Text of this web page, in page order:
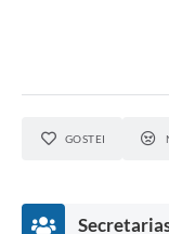
GOSTEI